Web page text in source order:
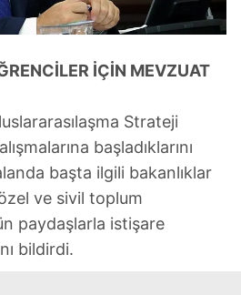
İÇİN MEVZUAT
Strateji
başladıklarını
başta ilgili bakanlıklar
ve sivil toplum
paydaşlarla istişare
bildirdi.